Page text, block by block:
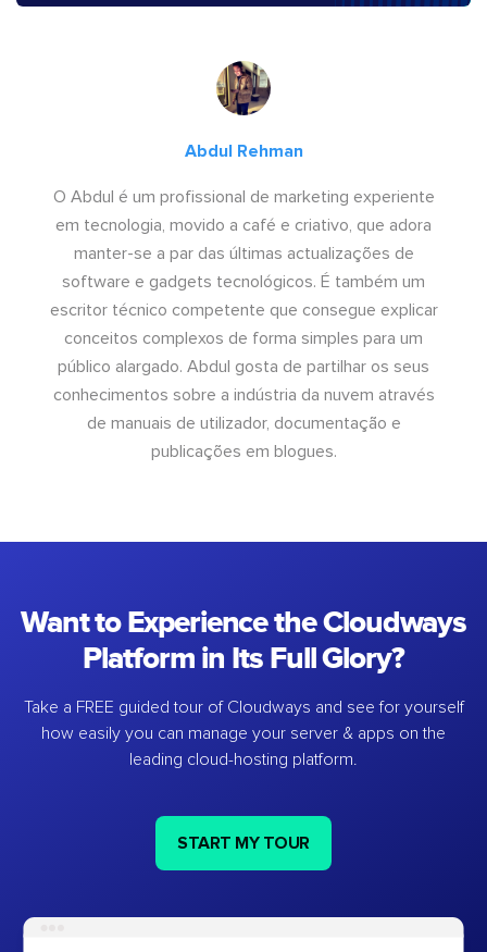
Abdul Rehman
O Abdul é um profissional de marketing experiente
em tecnologia, movido a café e criativo, que adora
manter-se a par das últimas actualizações de
software e gadgets tecnológicos. É também um
escritor técnico competente que consegue explicar
conceitos complexos de forma simples para um
público alargado. Abdul gosta de partilhar os seus
conhecimentos sobre a indústria da nuvem através
de manuais de utilizador, documentação e
publicações em blogues.
Want to Experience the Cloudways
Platform in Its Full Glory?
Take a FREE guided tour of Cloudways and see for yourself
how easily you can manage your server & apps on the
leading cloud-hosting platform.
START MY TOUR